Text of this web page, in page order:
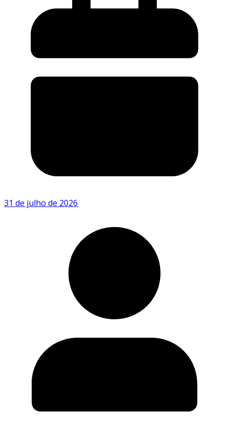
31 de julho de 2026